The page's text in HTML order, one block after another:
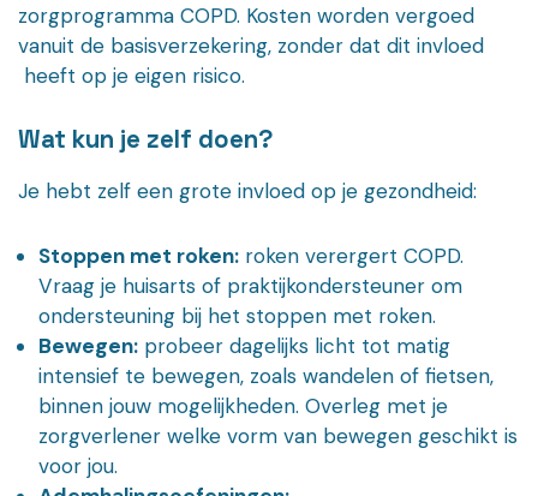
zorgprogramma COPD. Kosten worden vergoed
vanuit de basisverzekering, zonder dat dit invloed
heeft op je eigen risico.
Wat kun je zelf doen?
Je hebt zelf een grote invloed op je gezondheid:
Stoppen met roken: roken verergert COPD.
Vraag je huisarts of praktijkondersteuner om
ondersteuning bij het stoppen met roken.
Bewegen: probeer dagelijks licht tot matig
intensief te bewegen, zoals wandelen of fietsen,
binnen jouw mogelijkheden. Overleg met je
zorgverlener welke vorm van bewegen geschikt is
voor jou.